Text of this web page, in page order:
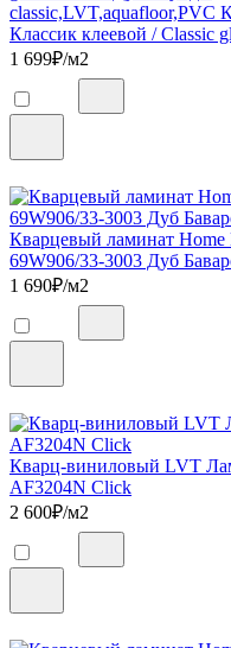
classic,LVT,aquafloor,PVC
Классик клеевой / Classic
1 699₽/м2
Кварцевый ламинат Home
69W906/33-3003 Дуб
1 690₽/м2
Кварц-виниловый LVT
AF3204N Click
2 600₽/м2